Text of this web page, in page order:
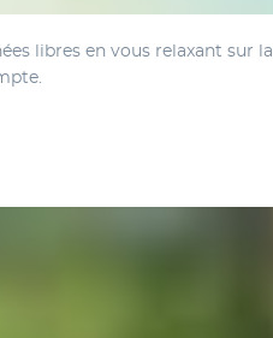
libres en vous relaxant sur la